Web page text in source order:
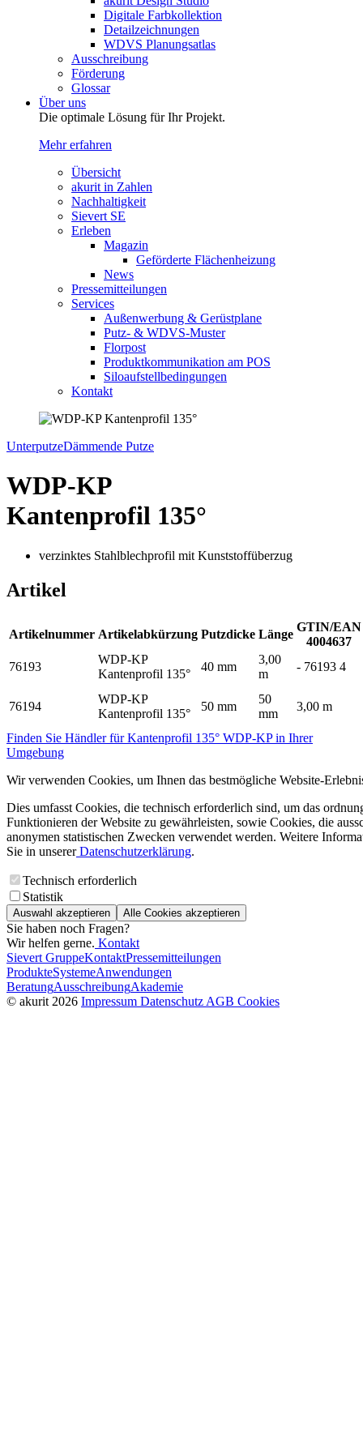
Digitale Farbkollektion
Detailzeichnungen
WDVS Planungsatlas
Ausschreibung
Förderung
Glossar
Über uns
Die optimale Lösung für Ihr Projekt.
Mehr erfahren
Übersicht
akurit in Zahlen
Nachhaltigkeit
Sievert SE
Erleben
Magazin
Geförderte Flächenheizung
News
Pressemitteilungen
Services
Außenwerbung & Gerüstplane
Putz- & WDVS-Muster
Florpost
Produktkommunikation am POS
Siloaufstellbedingungen
Kontakt
UnterputzeDämmende Putze
WDP-KP
Kantenprofil 135°
verzinktes Stahlblechprofil mit Kunststoffüberzug
Artikel
Artikelnummer Artikelabkürzung Putzdicke Länge
GTIN/EAN
4004637
76193
WDP-KP
Kantenprofil 135°
40 mm
3,00
m
- 76193 4
76194
WDP-KP
Kantenprofil 135°
50 mm
50
mm
3,00 m
Finden Sie Händler für Kantenprofil 135° WDP-KP in Ihrer
Umgebung
Wir verwenden Cookies, um Ihnen das bestmögliche Website-
Dies umfasst Cookies, die technisch erforderlich sind, um das
Funktionieren der Website zu gewährleisten, sowie Cookies, die
anonymen statistischen Zwecken verwendet werden. Weitere
Sie in unsererDatenschutzerklärung.
Technisch erforderlich
Statistik
Auswahl akzeptieren Alle Cookies akzeptieren
Sie haben noch Fragen?
Wir helfen gerne. Kontakt
Sievert GruppeKontaktPressemitteilungen
ProdukteSystemeAnwendungen
BeratungAusschreibungAkademie
© akurit 2026 Impressum Datenschutz AGB Cookies